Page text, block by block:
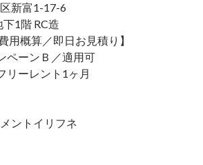
新富1-17-6
1階 RC造
概算／即日お見積り】
ペーンＢ／適用可
リーレント1ヶ月
ントイリフネ